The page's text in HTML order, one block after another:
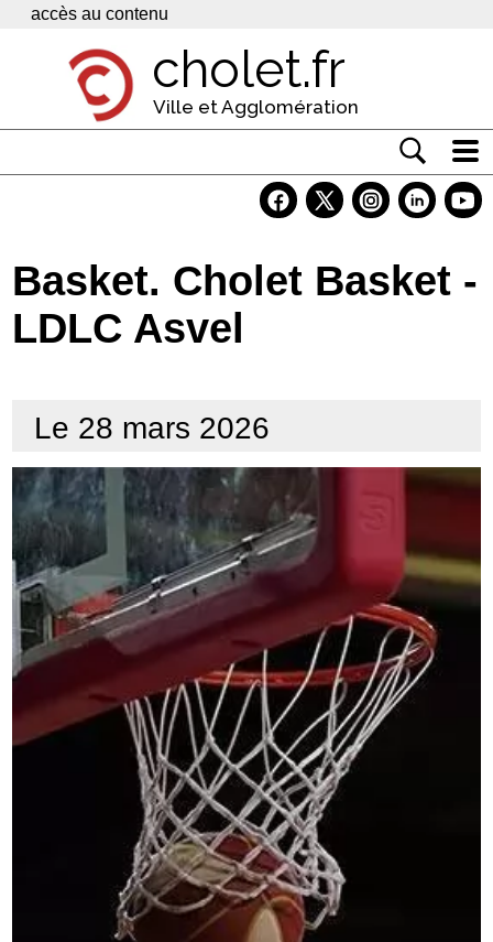
Panneau de gestion des cookies
accès au contenu
cholet.fr
Ville et Agglomération
Economie
Services
Basket. Cholet Basket -
LDLC Asvel
Le 28 mars 2026